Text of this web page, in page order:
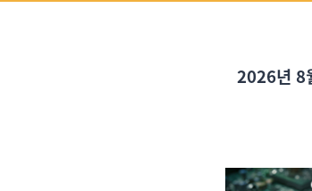
2026년 8